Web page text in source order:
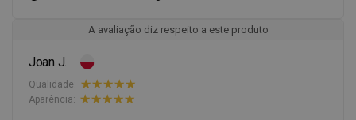
A avaliação diz respeito a este produto
Joan J.
Qualidade:
Aparência: